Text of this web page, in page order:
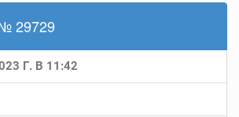
29729
Г. В 11:42